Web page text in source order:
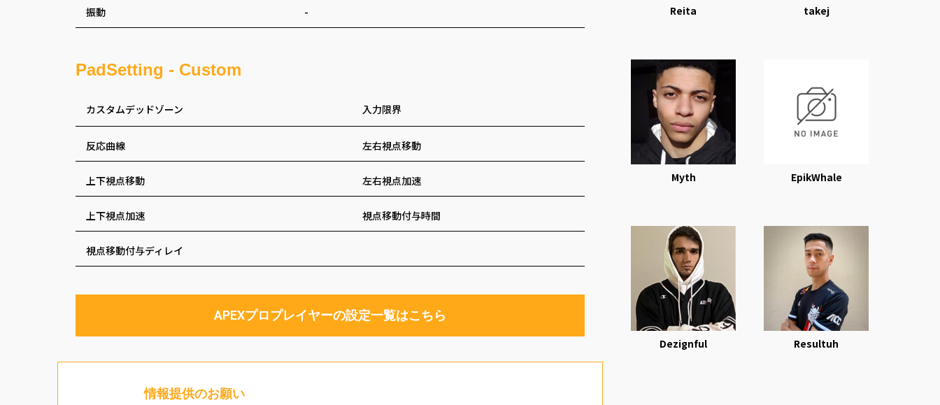
振動 -
PadSetting - Custom
カスタムデッドゾーン 入力限界
反応曲線 左右視点移動
上下視点移動 左右視点加速
上下視点加速 視点移動付与時間
視点移動付与ディレイ
APEXプロプレイヤーの設定一覧はこちら
情報提供のお願い
Reita takej
Myth EpikWhale
Dezignful Resultuh